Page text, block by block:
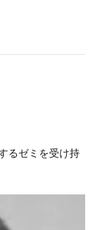
るゼミを受け持